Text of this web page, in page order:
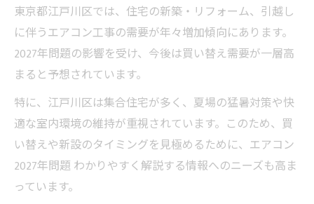
コツ
エアコン工事の予約はいつが狙い目か徹底
解説
新基準導入で増す工事混雑への備え方
エアコン工事混雑と2027年問題への対策方
法
新基準導入でエアコン工事予約が難しくな
る理由
エアコン工事の繁忙期と2027年問題の関係
東京都江戸川区では、住宅の新築・リフォーム、引越し
に伴うエアコン工事の需要が年々増加傾向にあります。
2027年問題の影響を受け、今後は買い替え需要が一層高
まると予想されています。
特に、江戸川区は集合住宅が多く、夏場の猛暑対策や快
適な室内環境の維持が重視されています。このため、買
い替えや新設のタイミングを見極めるために、エアコン
2027年問題 わかりやすく解説する情報へのニーズも高ま
っています。